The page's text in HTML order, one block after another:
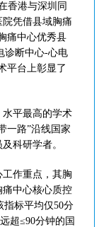
香港与深圳同
凭借县域胸痛
痛中心优秀县
诊断中心-心电
平台上彰显了
平最高的学术
一路”沿线国家
科研学者。
作重点，其胸
中心核心质控
指标平均仅50分
超≤90分钟的国